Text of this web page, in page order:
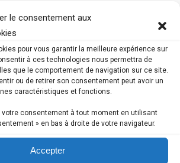
le consentement aux
pour vous garantir la meilleure expérience sur
à ces technologies nous permettra de
que le comportement de navigation sur ce site.
ou de retirer son consentement peut avoir un
caractéristiques et fonctions.
votre consentement à tout moment en utilisant
» en bas à droite de votre navigateur.
Accepter
Saint-Junien
12h et 13h30-16h30